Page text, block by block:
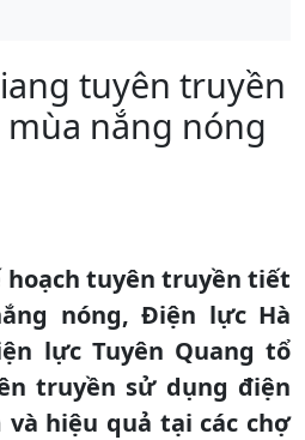
tuyên truyền
nắng nóng
hoạch tuyên truyền tiết
nóng, Điện lực Hà
lực Tuyên Quang tổ
truyền sử dụng điện
hiệu quả tại các chợ